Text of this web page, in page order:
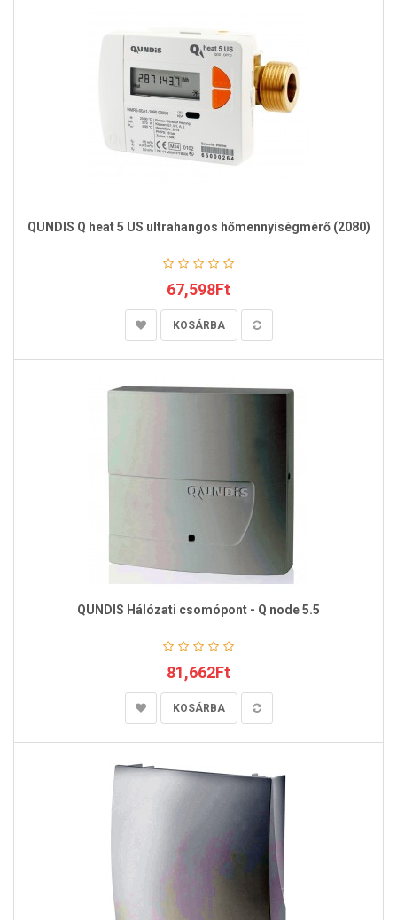
QUNDIS Q heat 5 US ultrahangos hőmennyiségmérő (2080)
67,598Ft
KOSÁRBA
QUNDIS Hálózati csomópont - Q node 5.5
81,662Ft
KOSÁRBA